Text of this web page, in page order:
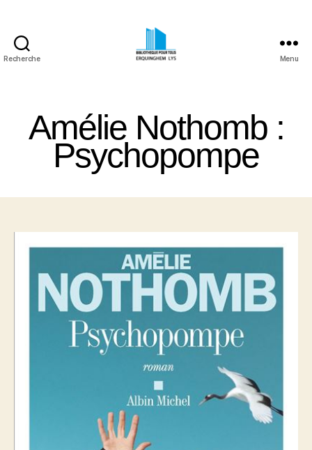
Recherche
Erquinghem
Lys
Menu
Amélie Nothomb :
Psychopompe